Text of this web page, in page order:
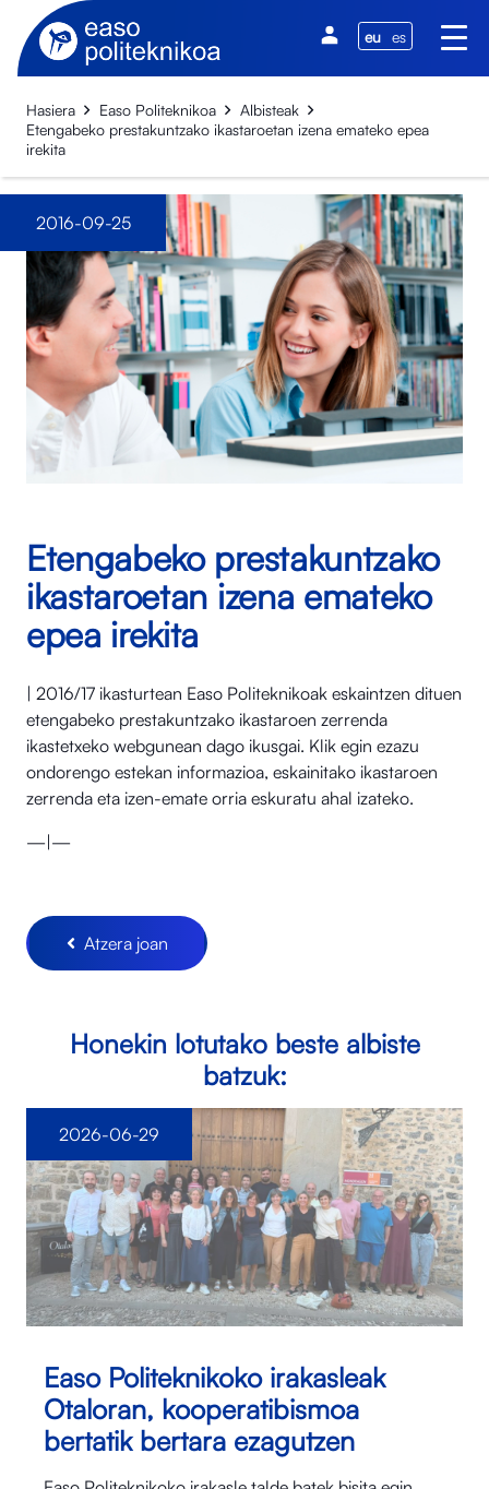
eu es
Hasiera Easo Politeknikoa
Albisteak
Etengabeko prestakuntzako ikastaroetan izena emateko epea
irekita
2016-09-25
Etengabeko prestakuntzako
ikastaroetan izena emateko
epea irekita
| 2016/17 ikasturtean Easo Politeknikoak eskaintzen dituen
etengabeko prestakuntzako ikastaroen zerrenda
ikastetxeko webgunean dago ikusgai. Klik egin ezazu
ondorengo estekan informazioa, eskainitako ikastaroen
zerrenda eta izen-emate orria eskuratu ahal izateko.
—|—
Atzera joan
Honekin lotutako beste albiste
batzuk:
Easo Politeknikoko irakasleak
Otaloran, kooperatibismoa
bertatik bertara ezagutzen
2026-06-29